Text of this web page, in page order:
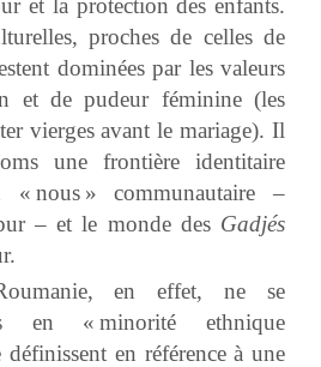
et la protection des enfants.
proches de celles de
dominées par les valeurs
et de pudeur féminine (les
vierges avant le mariage). Il
une frontière identitaire
« nous » communautaire –
– et le monde des Gadjés
en effet, ne se
en « minorité ethnique
définissent en référence à une